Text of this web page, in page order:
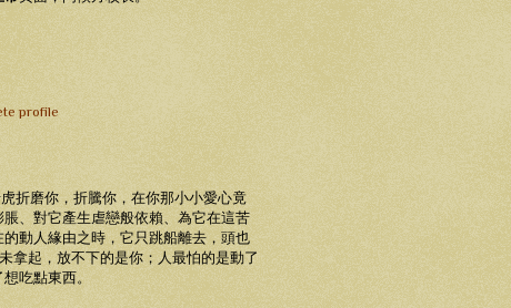
profile
折磨你，折騰你，在你那小小愛心竟
、對它產生虐戀般依賴、為它在這苦
動人緣由之時，它只跳船離去，頭也
拿起，放不下的是你；人最怕的是動了
吃點東西。